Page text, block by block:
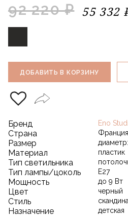
92 220 ₽ 55 332
ДОБАВИТЬ В КОРЗИНУ
Бренд Eno
Страна Франция
Размер
Материал пластик
Тип светильника
Тип лампы/цоколь E27
Мощность до 9 Вт
Цвет черный
Стиль
Назначение детская